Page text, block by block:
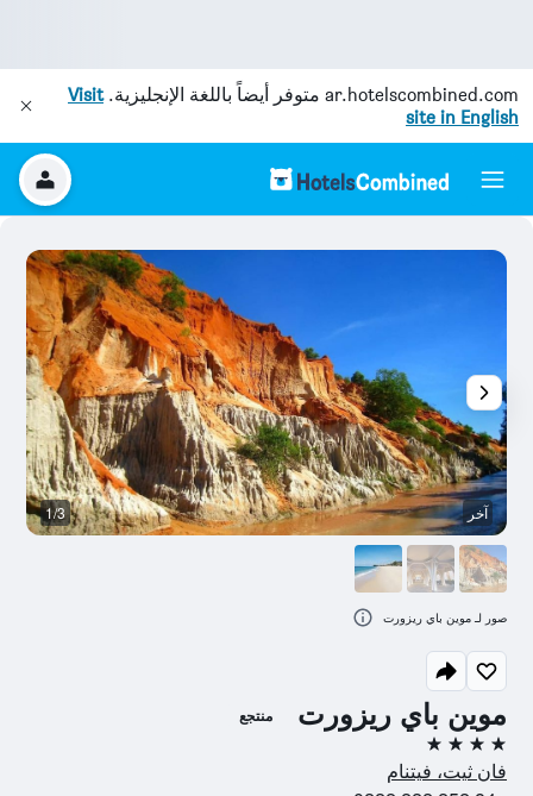
ar.hotelscombined.com متوفر أيضاً باللغة الإنجليزية.Visit
site in English
موين باي ريزورت منتجع
4 نجوم
فان ثيت، فيتنام
آخر 1/3
صور لـ موين باي ريزورت